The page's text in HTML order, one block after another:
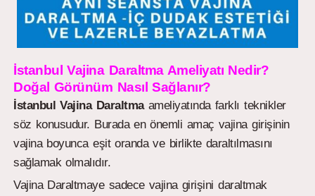
İstanbul Vajina Daraltma Ameliyatı Nedir?
Doğal Görünüm Nasıl Sağlanır?
İstanbulVajina Daraltmaameliyatında farklı teknikler
söz konusudur. Burada en önemli amaç vajina girişinin
vajina boyunca eşit oranda ve birlikte daraltılmasını
sağlamak olmalıdır.
Vajina Daraltmaye sadece vajina girişini daraltmak